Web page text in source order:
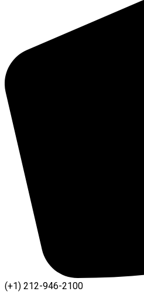
(+1) 212-946-2100